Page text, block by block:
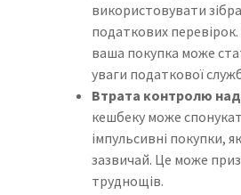
використовувати
податкових
ваша покупка може
уваги податкової
Втрата контролю
кешбеку може
імпульсивні покупки,
зазвичай. Це може
труднощів.